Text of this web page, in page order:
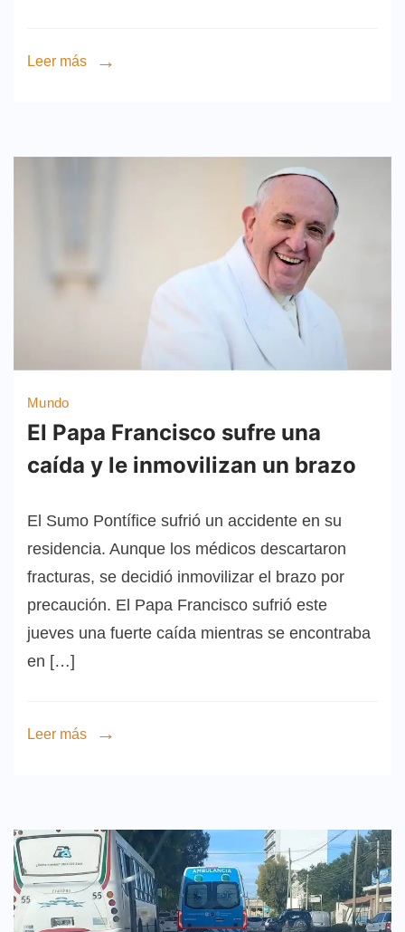
Leer más
Mundo
El Papa Francisco sufre una
caída y le inmovilizan un brazo
El Sumo Pontífice sufrió un accidente en su
residencia. Aunque los médicos descartaron
fracturas, se decidió inmovilizar el brazo por
precaución. El Papa Francisco sufrió este
jueves una fuerte caída mientras se encontraba
en […]
Leer más